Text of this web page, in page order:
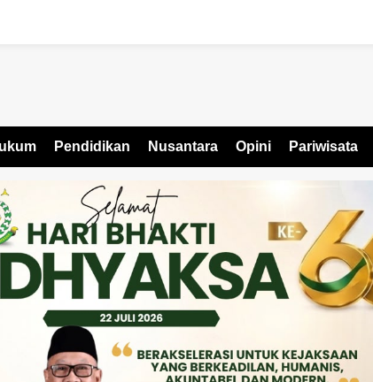
Pendidikan Nusantara Opini Pariwisata